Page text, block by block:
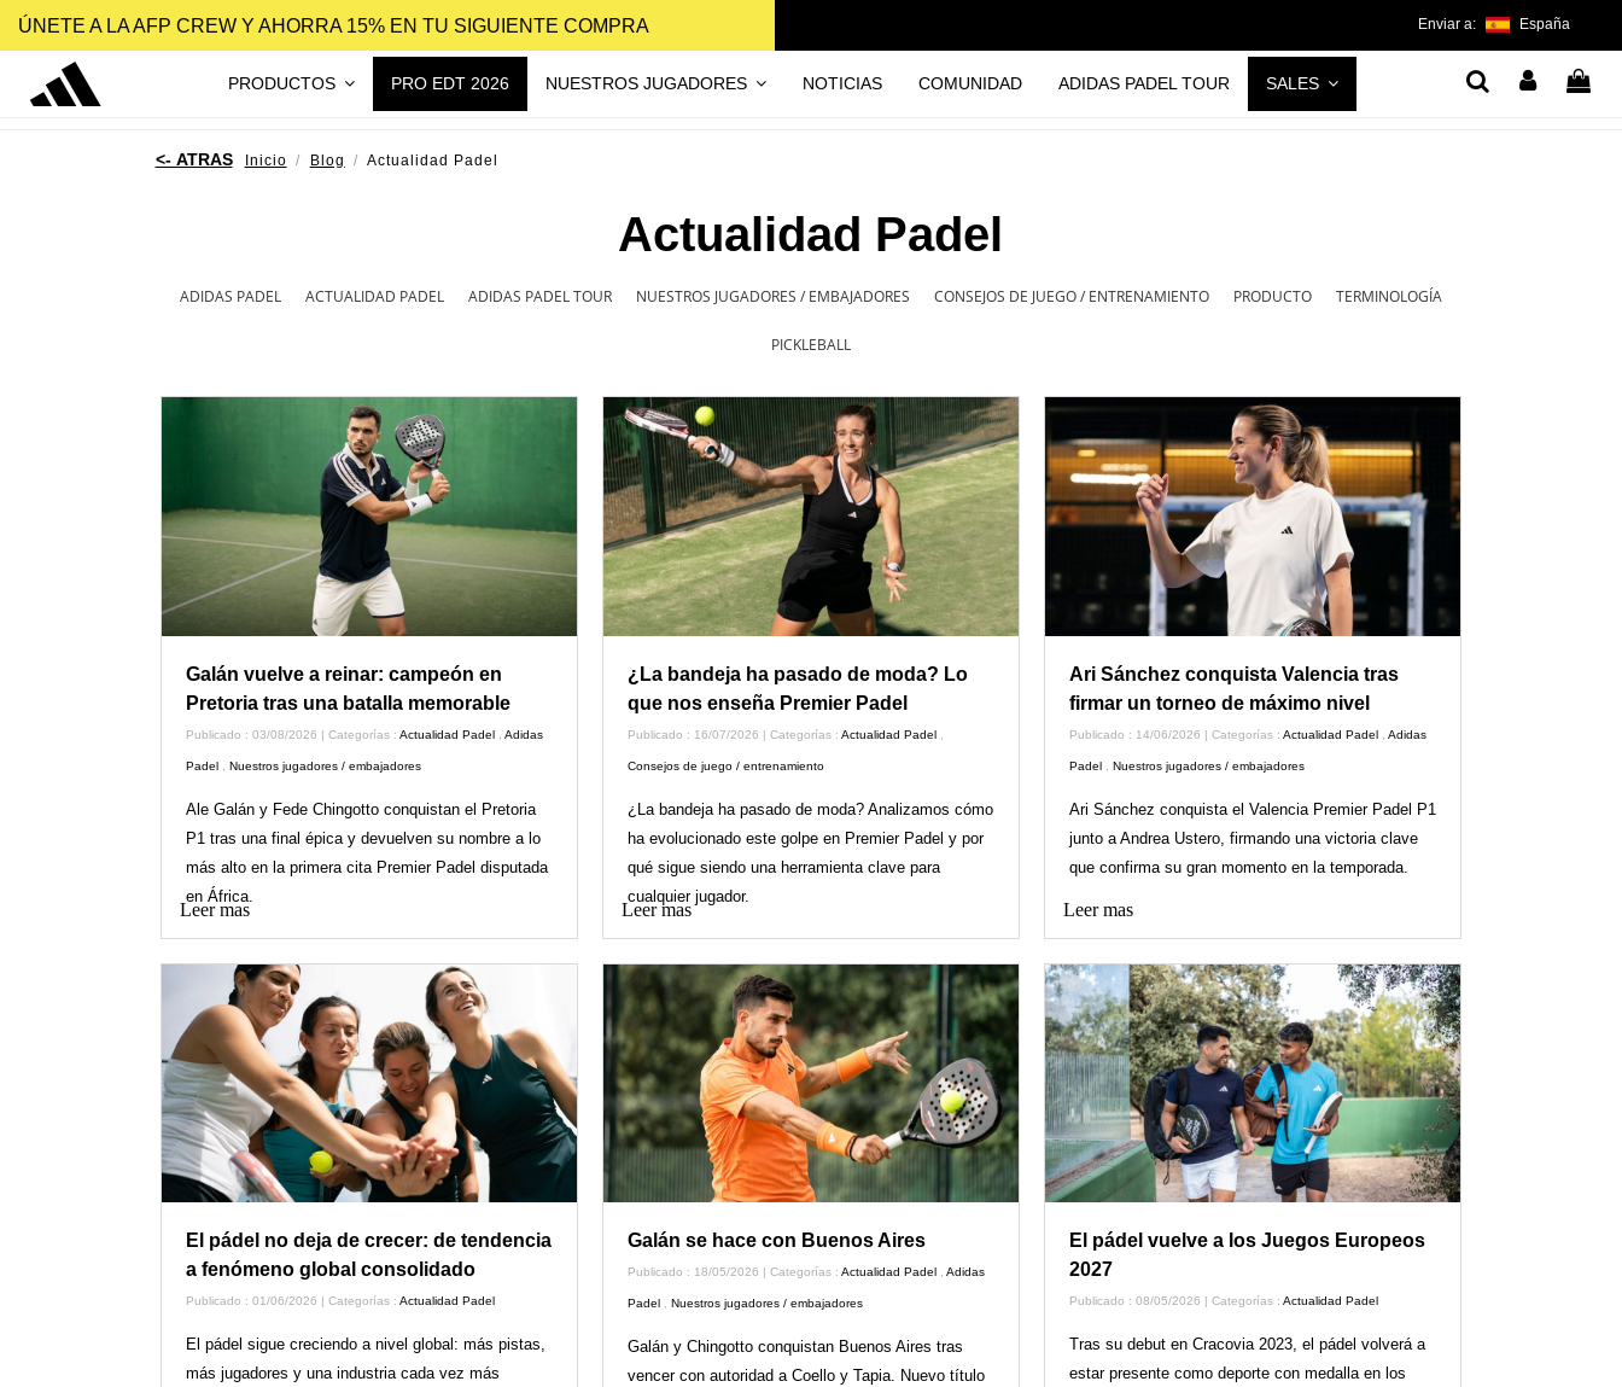
ÚNETE A LA AFP CREW Y AHORRA 15% EN TU SIGUIENTE COMPRA Enviar a: España
PRODUCTOS PRO EDT 2026 NUESTROS JUGADORES NOTICIAS COMUNIDAD ADIDAS PADEL TOUR SALES
Inicio Blog Actualidad Padel
Actualidad Padel
ADIDAS PADEL ACTUALIDAD PADEL ADIDAS PADEL TOUR NUESTROS JUGADORES / EMBAJADORES CONSEJOS DE JUEGO / ENTRENAMIENTO PRODUCTO TERMINOLOGÍA
PICKLEBALL
Galán vuelve a reinar: campeón en
Pretoria tras una batalla memorable
Publicado : 03/08/2026 | Categorías : Actualidad Padel, Adidas
Padel, Nuestros jugadores / embajadores
Ale Galán y Fede Chingotto conquistan el Pretoria
P1 tras una final épica y devuelven su nombre a lo
más alto en la primera cita Premier Padel disputada
en África.
Leer mas
¿La bandeja ha pasado de moda? Lo
que nos enseña Premier Padel
Publicado : 16/07/2026 | Categorías : Actualidad Padel,
Consejos de juego / entrenamiento
¿La bandeja ha pasado de moda? Analizamos cómo
ha evolucionado este golpe en Premier Padel y por
qué sigue siendo una herramienta clave para
cualquier jugador.
Leer mas
Ari Sánchez conquista Valencia tras
firmar un torneo de máximo nivel
Publicado : 14/06/2026 | Categorías :Actualidad Padel ,Adidas
Padel ,Nuestros jugadores / embajadores
Ari Sánchez conquista el Valencia Premier Padel P1
junto a Andrea Ustero, firmando una victoria clave
que confirma su gran momento en la temporada.
Leer mas
El pádel no deja de crecer: de tendencia
a fenómeno global consolidado
Publicado : 01/06/2026 | Categorías : Actualidad Padel
El pádel sigue creciendo a nivel global: más pistas,
más jugadores y una industria cada vez más
Galán se hace con Buenos Aires
Publicado : 18/05/2026 | Categorías : Actualidad Padel, Adidas
Padel, Nuestros jugadores / embajadores
Galán y Chingotto conquistan Buenos Aires tras
vencer con autoridad a Coello y Tapia. Nuevo título
El pádel vuelve a los Juegos Europeos
2027
Publicado : 08/05/2026 | Categorías :Actualidad Padel
Tras su debut en Cracovia 2023, el pádel volverá a
estar presente como deporte con medalla en los